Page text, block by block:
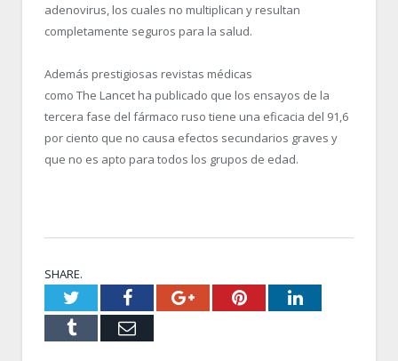
adenovirus, los cuales no multiplican y resultan
completamente seguros para la salud.
Además prestigiosas revistas médicas
como The Lancet ha publicado que los ensayos de la
tercera fase del fármaco ruso tiene una eficacia del 91,6
por ciento que no causa efectos secundarios graves y
que no es apto para todos los grupos de edad.
SHARE.
TwitterFacebookGoogle+PinterestLinkedIn
Tumblr Email